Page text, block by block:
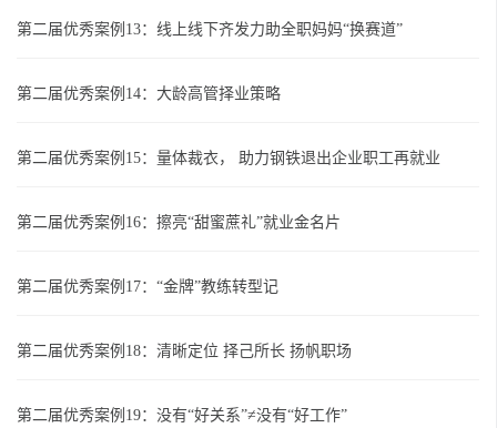
第二届优秀案例13：线上线下齐发力助全职妈妈“换赛道”
第二届优秀案例14：大龄高管择业策略
第二届优秀案例15：量体裁衣， 助力钢铁退出企业职工再就业
第二届优秀案例16：擦亮“甜蜜蔗礼”就业金名片
第二届优秀案例17：“金牌”教练转型记
第二届优秀案例18：清晰定位 择己所长 扬帆职场
第二届优秀案例19：没有“好关系”≠没有“好工作”